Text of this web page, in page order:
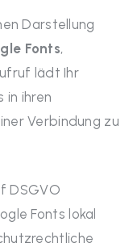
Darstellung
Fonts,
lädt Ihr
in ihren
Verbindung zu
DSGVO
Fonts lokal